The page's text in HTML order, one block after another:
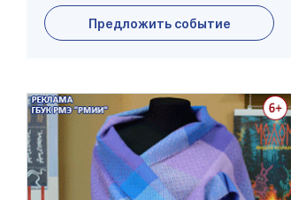
Предложить событие
Архив событий